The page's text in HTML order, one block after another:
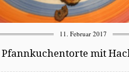
11. Februar 2017
Pfannkuchentorte mit